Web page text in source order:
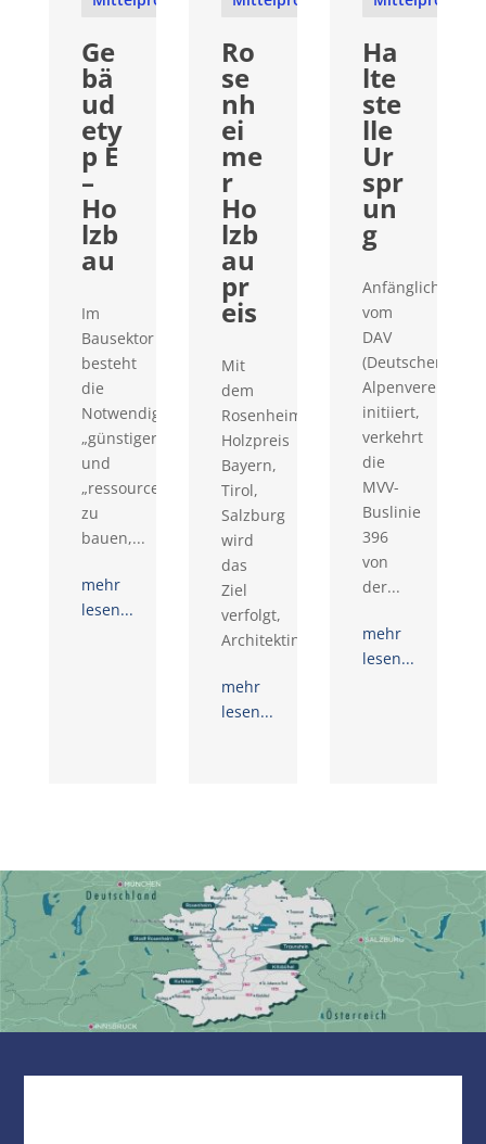
Ge
bä
ud
ety
p E
–
Ho
lzb
au
Im
Bausektor
besteht
die
Notwendigkeit
„günstiger“
und
„ressourcenschonender“
zu
bauen,...
mehr
lesen...
Ro
se
nh
ei
me
r
Ho
lzb
au
pr
eis
Mit
dem
Rosenheimer
Holzpreis
Bayern,
Tirol,
Salzburg
wird
das
Ziel
verfolgt,
Architektinnen,...
mehr
lesen...
Ha
lte
ste
lle
Ur
spr
un
g
Anfänglich
vom
DAV
(Deutscher
Alpenverein)
initiiert,
verkehrt
die
MVV-
Buslinie
396
von
der...
mehr
lesen...